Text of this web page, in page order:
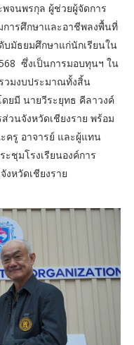
จนพรกุล ผู้ช่วยผู้จัดการ
การศึกษาและอาชีพลงพื้นที่
บมัธยมศึกษาแก่นักเรียนใน
ซึ่งเป็นการมอบทุนฯ ใน
วมงบประมาณทั้งสิ้น
ยมี นายวีระยุทธ คีลาวงค์
วนจังหวัดเชียงราย พร้อม
ครู อาจารย์ และผู้แทน
ชุมโรงเรียนองค์การ
งหวัดเชียงราย